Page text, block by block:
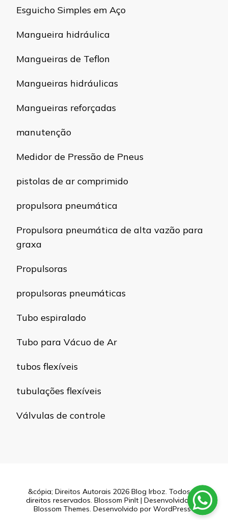
Esguicho Simples em Aço
Mangueira hidráulica
Mangueiras de Teflon
Mangueiras hidráulicas
Mangueiras reforçadas
manutenção
Medidor de Pressão de Pneus
pistolas de ar comprimido
propulsora pneumática
Propulsora pneumática de alta vazão para
graxa
Propulsoras
propulsoras pneumáticas
Tubo espiralado
Tubo para Vácuo de Ar
tubos flexíveis
tubulações flexíveis
Válvulas de controle
&cópia; Direitos Autorais 2026 Blog Irboz. Todos os
direitos reservados. Blossom PinIt | Desenvolvido por
Blossom Themes. Desenvolvido por WordPress.